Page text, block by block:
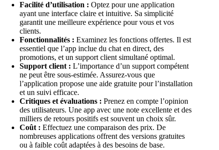
Facilité d’utilisation : Optez pour une application
ayant une interface claire et intuitive. Sa simplicité
garantit une meilleure expérience pour vous et vos
clients.
Fonctionnalités : Examinez les fonctions offertes. Il est
essentiel que l’app inclue du chat en direct, des
promotions, et un support client simultané optimal.
Support client : L’importance d’un support compétent
ne peut être sous-estimée. Assurez-vous que
l’application propose une aide gratuite pour l’installation
et un suivi efficace.
Critiques et évaluations : Prenez en compte l’opinion
des utilisateurs. Une app avec une note excellente et des
milliers de retours positifs est souvent un choix sûr.
Coût : Effectuez une comparaison des prix. De
nombreuses applications offrent des versions gratuites
ou à faible coût adaptées à des besoins de base.